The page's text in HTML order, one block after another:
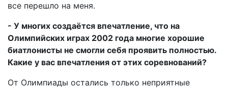
все перешло на меня.
- У многих создаётся впечатление, что на
Олимпийских играх 2002 года многие хорошие
биатлонисты не смогли себя проявить полностью.
Какие у вас впечатления от этих соревнований?
От Олимпиады остались только неприятные